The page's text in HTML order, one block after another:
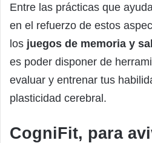
Entre las prácticas que
en el refuerzo de estos
los juegos de memoria y
es poder disponer de
evaluar y entrenar tus
plasticidad cerebral.
CogniFit, para